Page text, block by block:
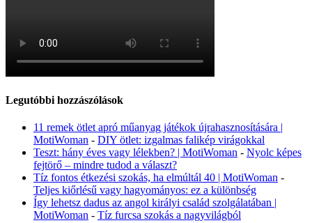
Legutóbbi hozzászólások
11 remek ötlet apró műanyag játékok újrahasznosítására |
MotiWoman - DIY ötlet: izgalmas falikép virágokkal
Teszt: hány éves vagy lélekben? | MotiWoman - Nyolc képes
fejtörő – mindre tudod a választ?
Tíz fontos étkezési szokás, ha elmúltál 40 | MotiWoman -
Teljes kiőrlésű vagy hagyományos: ez a különbség
Így lehetsz dadus az angol királyi család szolgálatában |
MotiWoman - Tíz furcsa szokás a nagyvilágból